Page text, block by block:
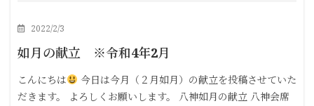
2022/2/3
如月の献立 ※令和4年2月
こんにちは
今日は今月（２月如月）の献立を投稿させていた
だきます。 よろしくお願いします。 八神如月の献立 八神会席